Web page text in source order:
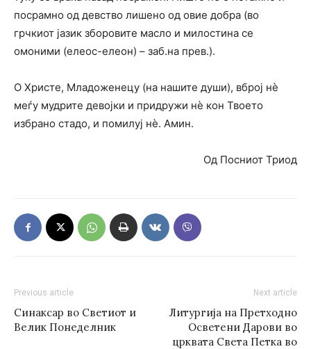
посрамно од девство лишено од овие добра (во
грчкиот јазик зборовите масло и милостина се
омоними (елеос-елеон) – заб.на прев.).
О Христе, Младоженецу (на нашите души), вброј нè
меѓу мудрите девојки и придружи нè кон Твоето
избрано стадо, и помилуј нè. Амин.
Од Посниот Триод
Previous article
Синаксар во Светиот и
Велик Понеделник
Next article
Литургија на Претходно
Осветени Дарови во
црквата Света Петка во